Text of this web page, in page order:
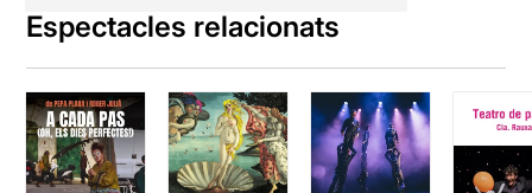
Espectacles relacionats